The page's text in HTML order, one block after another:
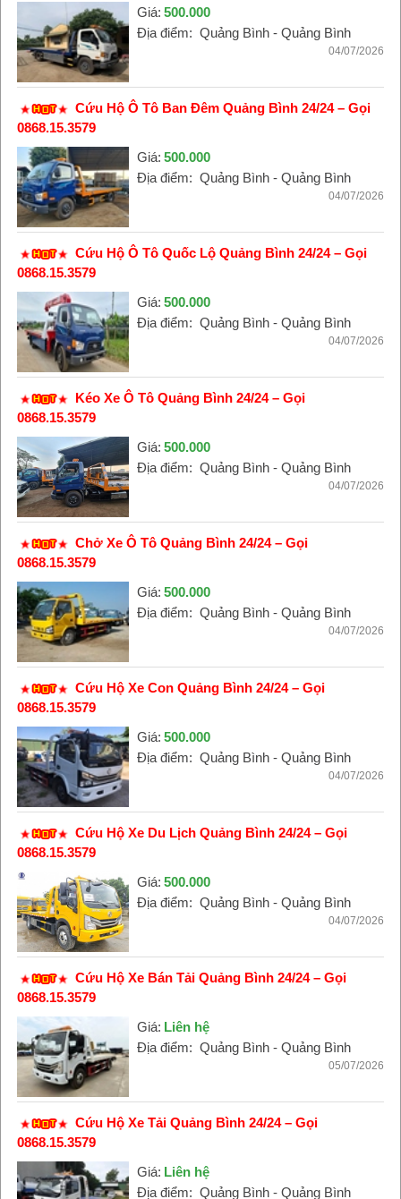
Giá: 500.000
Địa điểm: Quảng Bình - Quảng Bình
04/07/2026
Cứu Hộ Ô Tô Ban Đêm Quảng Bình 24/24 – Gọi
0868.15.3579
Giá: 500.000
Địa điểm: Quảng Bình - Quảng Bình
04/07/2026
Cứu Hộ Ô Tô Quốc Lộ Quảng Bình 24/24 – Gọi
0868.15.3579
Giá: 500.000
Địa điểm: Quảng Bình - Quảng Bình
04/07/2026
Kéo Xe Ô Tô Quảng Bình 24/24 – Gọi
0868.15.3579
Giá: 500.000
Địa điểm: Quảng Bình - Quảng Bình
04/07/2026
Chở Xe Ô Tô Quảng Bình 24/24 – Gọi
0868.15.3579
Giá: 500.000
Địa điểm: Quảng Bình - Quảng Bình
04/07/2026
Cứu Hộ Xe Con Quảng Bình 24/24 – Gọi
0868.15.3579
Giá: 500.000
Địa điểm: Quảng Bình - Quảng Bình
04/07/2026
Cứu Hộ Xe Du Lịch Quảng Bình 24/24 – Gọi
0868.15.3579
Giá: 500.000
Địa điểm: Quảng Bình - Quảng Bình
04/07/2026
Cứu Hộ Xe Bán Tải Quảng Bình 24/24 – Gọi
0868.15.3579
Giá: Liên hệ
Địa điểm: Quảng Bình - Quảng Bình
05/07/2026
Cứu Hộ Xe Tải Quảng Bình 24/24 – Gọi
0868.15.3579
Giá: Liên hệ
Địa điểm: Quảng Bình - Quảng Bình